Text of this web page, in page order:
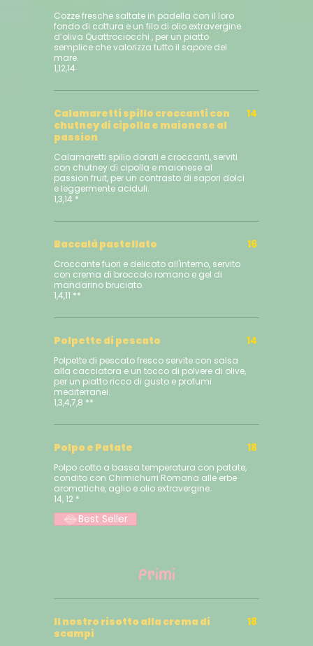
Cozze fresche saltate in padella con il loro
fondo di cottura e un filo di olio extravergine
d’oliva Quattrociocchi , per un piatto
semplice che valorizza tutto il sapore del
mare.
1,12,14
Calamaretti spillo croccanti con
chutney di cipolla e maionese al
passion
Calamaretti spillo dorati e croccanti, serviti
con chutney di cipolla e maionese al
passion fruit, per un contrasto di sapori dolci
e leggermente aciduli.
1,3,14 *
14
Baccalà pastellato
Croccante fuori e delicato all'interno, servito
con crema di broccolo romano e gel di
mandarino bruciato.
1,4,11 **
16
Polpette di pescato
Polpette di pescato fresco servite con salsa
alla cacciatora e un tocco di polvere di olive,
per un piatto ricco di gusto e profumi
mediterranei.
1,3,4,7,8 **
14
Polpo e Patate
Polpo cotto a bassa temperatura con patate,
condito con Chimichurri Romana alle erbe
aromatiche, aglio e olio extravergine.
18
Best Seller
Primi
Il nostro risotto alla crema di
scampi
18